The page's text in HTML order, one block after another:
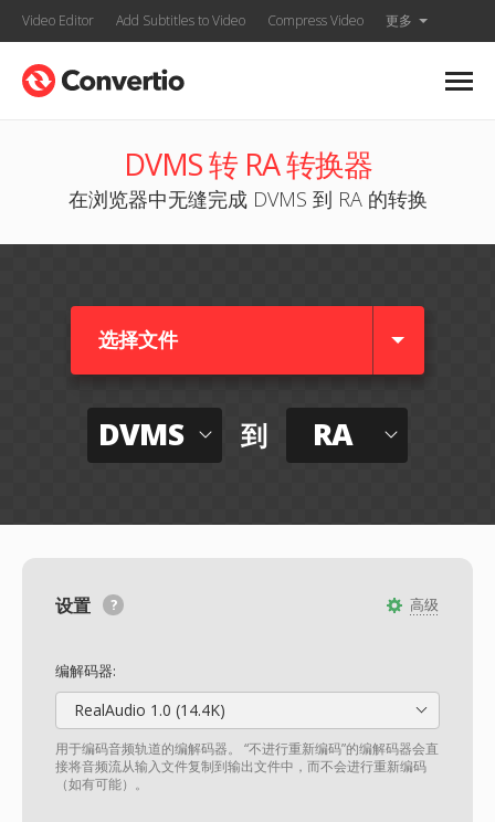
Video Editor Add Subtitles to Video Compress Video 更多
DVMS 转 RA 转换器
在浏览器中无缝完成 DVMS 到 RA 的转换
选择文件
DVMS 到 RA
高级
设置
编解码器:
RealAudio 1.0 (14.4K)
用于编码音频轨道的编解码器。 “不进行重新编码”的编解码器会直
接将音频流从输入文件复制到输出文件中，而不会进行重新编码
（如有可能）。